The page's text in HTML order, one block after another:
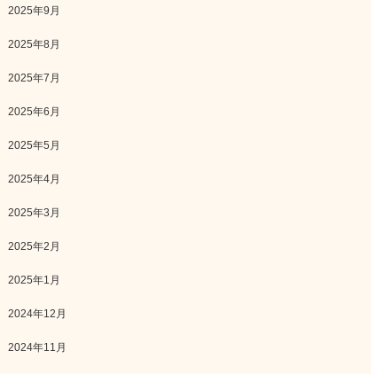
2025年9月
2025年8月
2025年7月
2025年6月
2025年5月
2025年4月
2025年3月
2025年2月
2025年1月
2024年12月
2024年11月